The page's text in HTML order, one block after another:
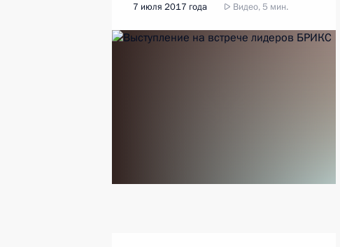
7 июля 2017 года Видео, 5 мин.